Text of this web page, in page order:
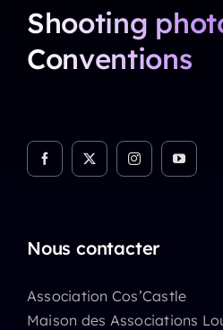
Shooting
Conventions
Nous contacter
Association Cos’Castle
Maison des Associations